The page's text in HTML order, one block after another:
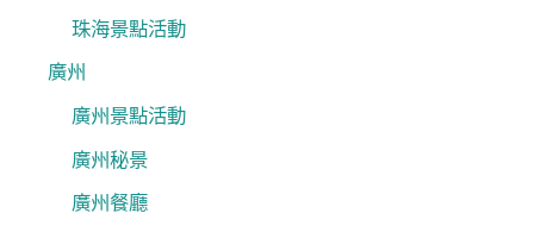
珠海景點活動
廣州
廣州景點活動
廣州秘景
廣州餐廳